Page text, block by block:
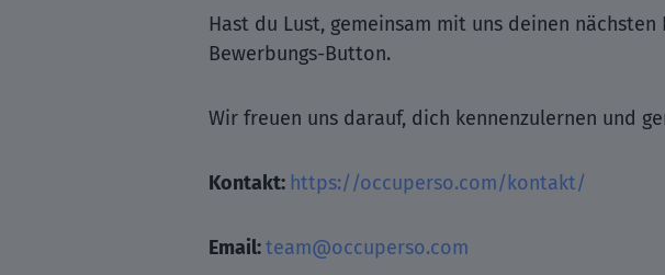
Hast du Lust, gemeinsam mit uns deinen
Bewerbungs-Button.
Wir freuen uns darauf, dich kennenzulernen und
Kontakt: https://occuperso.com/kontakt/
Email:team@occuperso.com